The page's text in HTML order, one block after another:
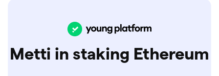
Metti in staking Ethereum